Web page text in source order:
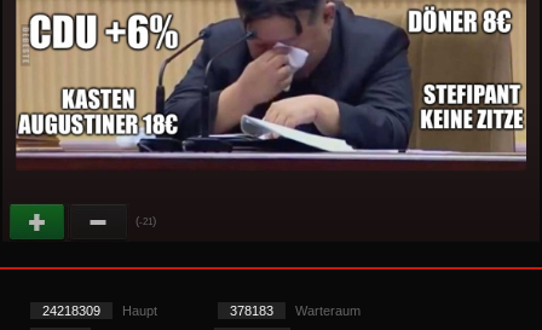
(-21)
24218309 Haupt 378183
Warteraum